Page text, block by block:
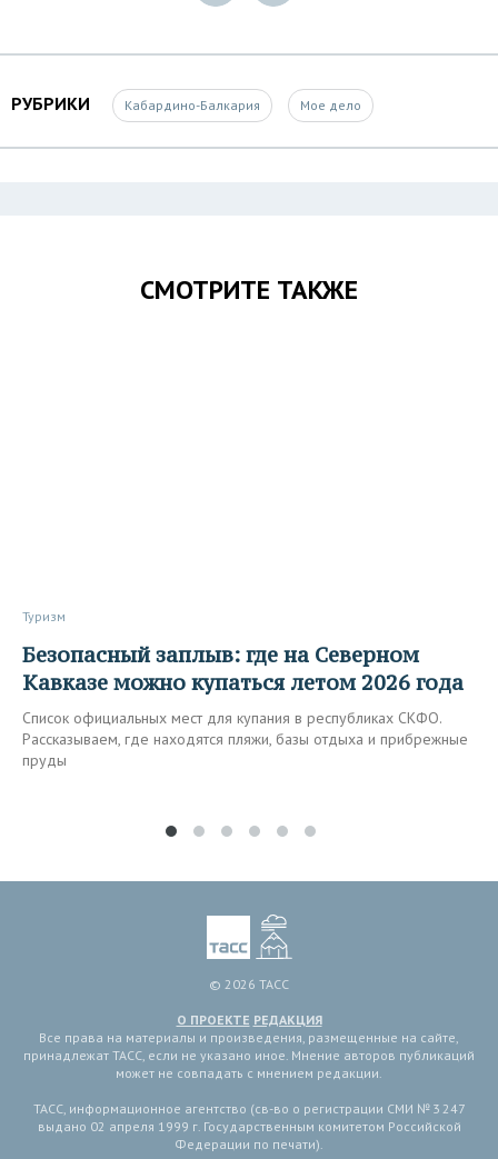
РУБРИКИ Кабардино-Балкария Мое дело
СМОТРИТЕ ТАКЖЕ
Туризм
Безопасный заплыв: где на Северном
Кавказе можно купаться летом 2026 года
Список официальных мест для купания в республиках СКФО.
Рассказываем, где находятся пляжи, базы отдыха и прибрежные
пруды
© 2026 ТАСС
О ПРОЕКТЕ РЕДАКЦИЯ
Все права на материалы и произведения, размещенные на сайте,
принадлежат ТАСС, если не указано иное. Мнение авторов публикаций
может не совпадать с мнением редакции.
ТАСС, информационное агентство (св-во о регистрации СМИ № 3 247
выдано 02 апреля 1999 г. Государственным комитетом Российской
Федерации по печати).